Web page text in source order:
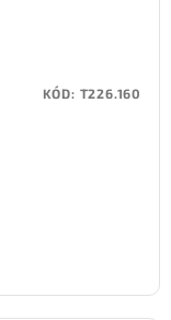
KÓD: T226.160